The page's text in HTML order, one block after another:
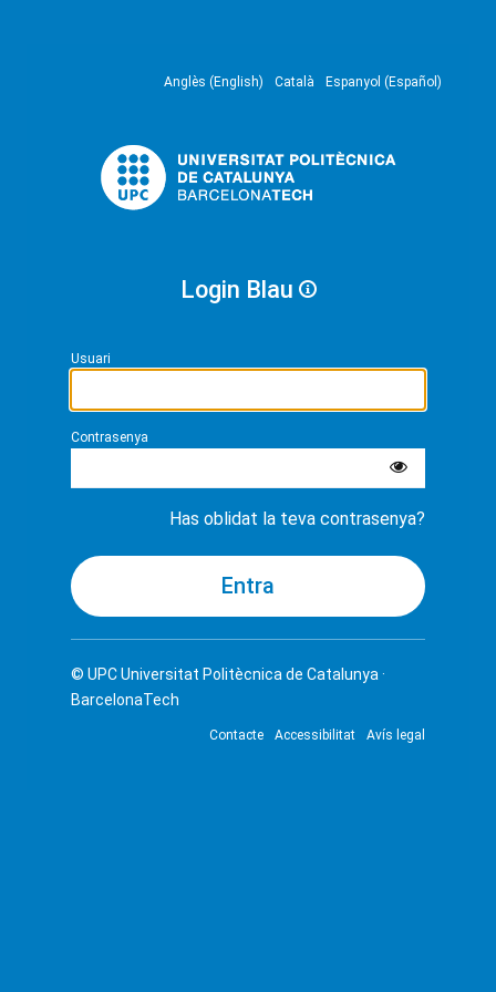
Anglès (English) Català Espanyol (Español)
Login Blau
Usuari
Contrasenya
Has oblidat la teva contrasenya?
© UPCUniversitat Politècnica de Catalunya ·
BarcelonaTech
Contacte Accessibilitat Avís legal